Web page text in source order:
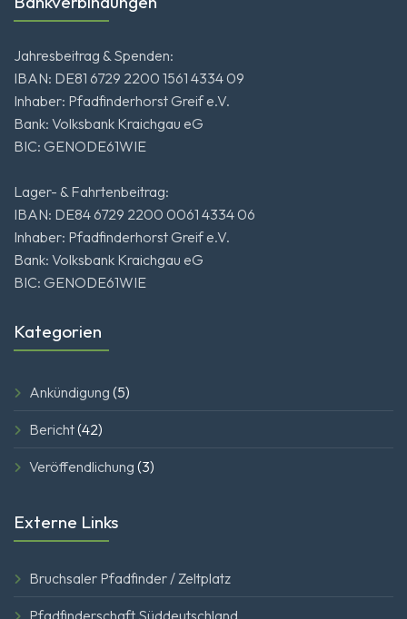
Jahresbeitrag & Spenden:
IBAN: DE81 6729 2200 1561 4334 09
Inhaber: Pfadfinderhorst Greif e.V.
Bank: Volksbank Kraichgau eG
BIC: GENODE61WIE
Lager- & Fahrtenbeitrag:
IBAN: DE84 6729 2200 0061 4334 06
Inhaber: Pfadfinderhorst Greif e.V.
Bank: Volksbank Kraichgau eG
BIC: GENODE61WIE
Kategorien
Ankündigung (5)
Bericht(42)
Veröffendlichung (3)
Externe Links
Bruchsaler Pfadfinder / Zeltplatz